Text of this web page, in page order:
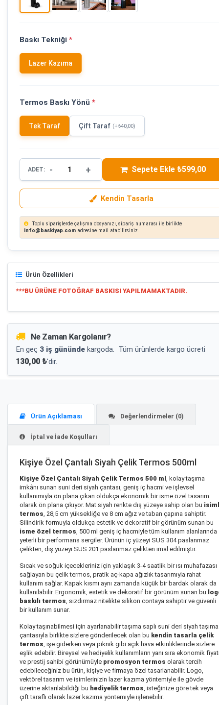
Baskı Tekniği *
Lazer Kazıma
Termos Baskı Yönü *
Tek Taraf Çift Taraf (+₺40,00)
ADET: - + Sepete Ekle ₺599,00
Kendin Tasarla
Toplu siparişlerde çalışma dosyanızı, sipariş numarası ile birlikte
info@baskiyap.com adresine mail atabilirsiniz.
Ürün Özellikleri
***BU ÜRÜNE FOTOĞRAF BASKISI YAPILMAMAKTADIR.
Ne Zaman Kargolanır?
En geç 3 iş gününde kargoda. Tüm ürünlerde kargo ücreti
130,00 ₺'dir.
Ürün Açıklaması Değerlendirmeler (0)
İptal ve İade Koşulları
Kişiye Özel Çantalı Siyah Çelik Termos 500ml
Kişiye Özel Çantalı Siyah Çelik Termos 500 ml
, kolay taşıma
imkânı sunan suni deri siyah çantası, geniş iç hacmi ve işlevsel
kullanımıyla ön plana çıkan oldukça ekonomik bir isme özel tasarım
olarak ön plana çıkıyor. Mat siyah renkte dış yüzeye sahip olan bu
termos , 28,5 cm yüksekliğe ve 8 cm ağız ve taban çapına sahiptir.
Silindirik formuyla oldukça estetik ve dekoratif bir görünüm sunan bu
isme özel termos , 500 ml geniş iç hacmiyle tüm kullanım alanlarında
yeterli bir performans sergiler. Ürünün iç yüzeyi SUS 304 paslanmaz
çelikten, dış yüzeyi SUS 201 paslanmaz çelikten imal edilmiştir.
Sıcak ve soğuk içecekleriniz için yaklaşık 3-4 saatlik bir ısı muhafazası
sağlayan bu çelik termos, pratik aç-kapa ağızlık tasarımıyla rahat
kullanım sağlar. Kapak kısmı aynı zamanda küçük bir bardak olarak da
kullanılabilir. Ergonomik, estetik ve dekoratif bir görünüm sunan bu
baskılı termos , sızdırmaz nitelikte silikon contaya sahiptir ve güvenli
bir kullanım sunar.
Kolay taşınabilmesi için ayarlanabilir taşıma saplı suni deri siyah taşıma
çantasıyla birlikte sizlere gönderilecek olan bu kendin tasarla çelik
termos , işe giderken veya piknik gibi açık hava etkinliklerinde sizlere
eşlik edebilir. Bireysel ve hediyelik kullanımların yanı sıra ekonomik
ve prestij sahibi görünümüyle promosyon termos olarak tercih
edebileceğiniz bu ürün, kişiye ve firmaya özel tasarlanabilir. Logo,
vektörel tasarım ve isimlerinizin lazer kazıma yöntemiyle ile gövde
üzerine aktarılabildiği bu hediyelik termos , isteğinize göre tek veya
çift taraflı olarak lazer kazıma yöntemiyle işlenebilir.